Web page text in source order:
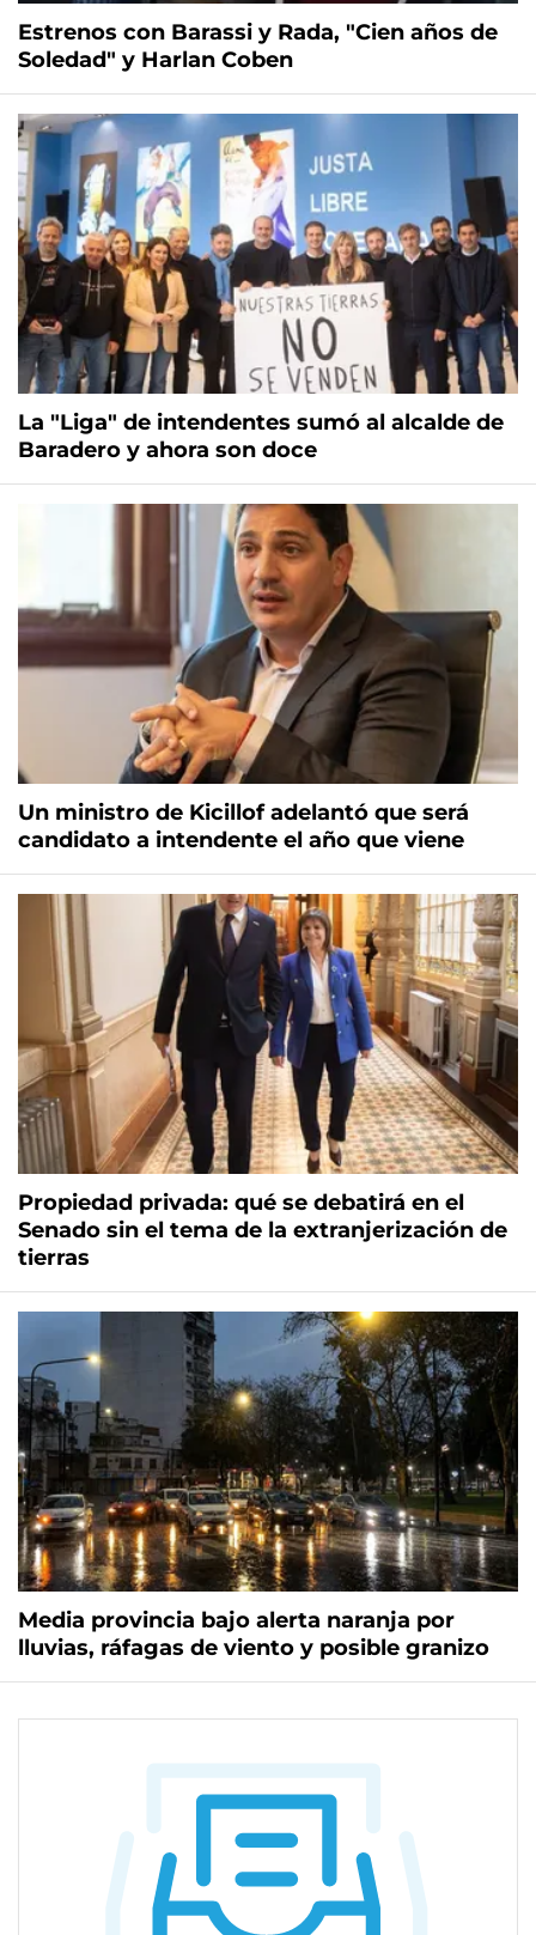
Estrenos con Barassi y Rada, "Cien años de
Soledad" y Harlan Coben
La "Liga" de intendentes sumó al alcalde de
Baradero y ahora son doce
Un ministro de Kicillof adelantó que será
candidato a intendente el año que viene
Propiedad privada: qué se debatirá en el
Senado sin el tema de la extranjerización de
tierras
Media provincia bajo alerta naranja por
lluvias, ráfagas de viento y posible granizo